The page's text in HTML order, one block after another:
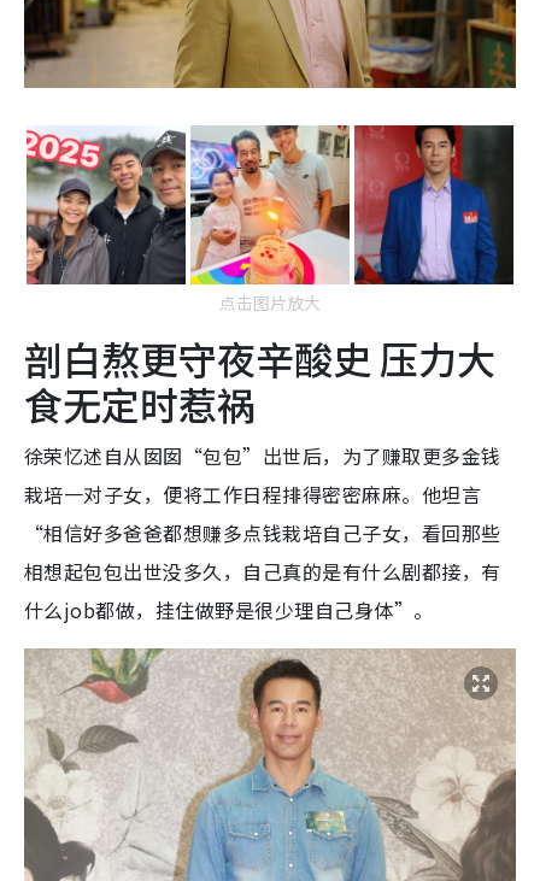
点击图片放大
剖白熬更守夜辛酸史 压力大
食无定时惹祸
徐荣忆述自从囡囡“包包”出世后，为了赚取更多金钱
栽培一对子女，便将工作日程排得密密麻麻。他坦言
“相信好多爸爸都想赚多点钱栽培自己子女，看回那些
相想起包包出世没多久，自己真的是有什么剧都接，有
什么job都做，挂住做野是很少理自己身体”。